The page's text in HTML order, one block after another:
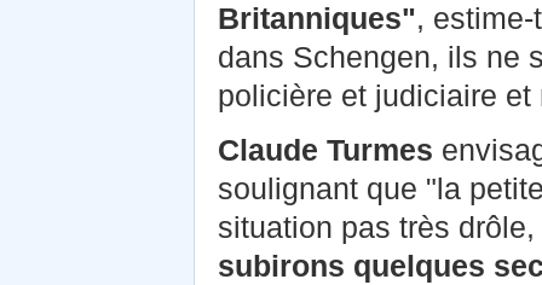
Britanniques",
dans Schengen, ils ne
policière et judiciaire
Claude Turmes
soulignant que "la
situation pas très
subirons quelques